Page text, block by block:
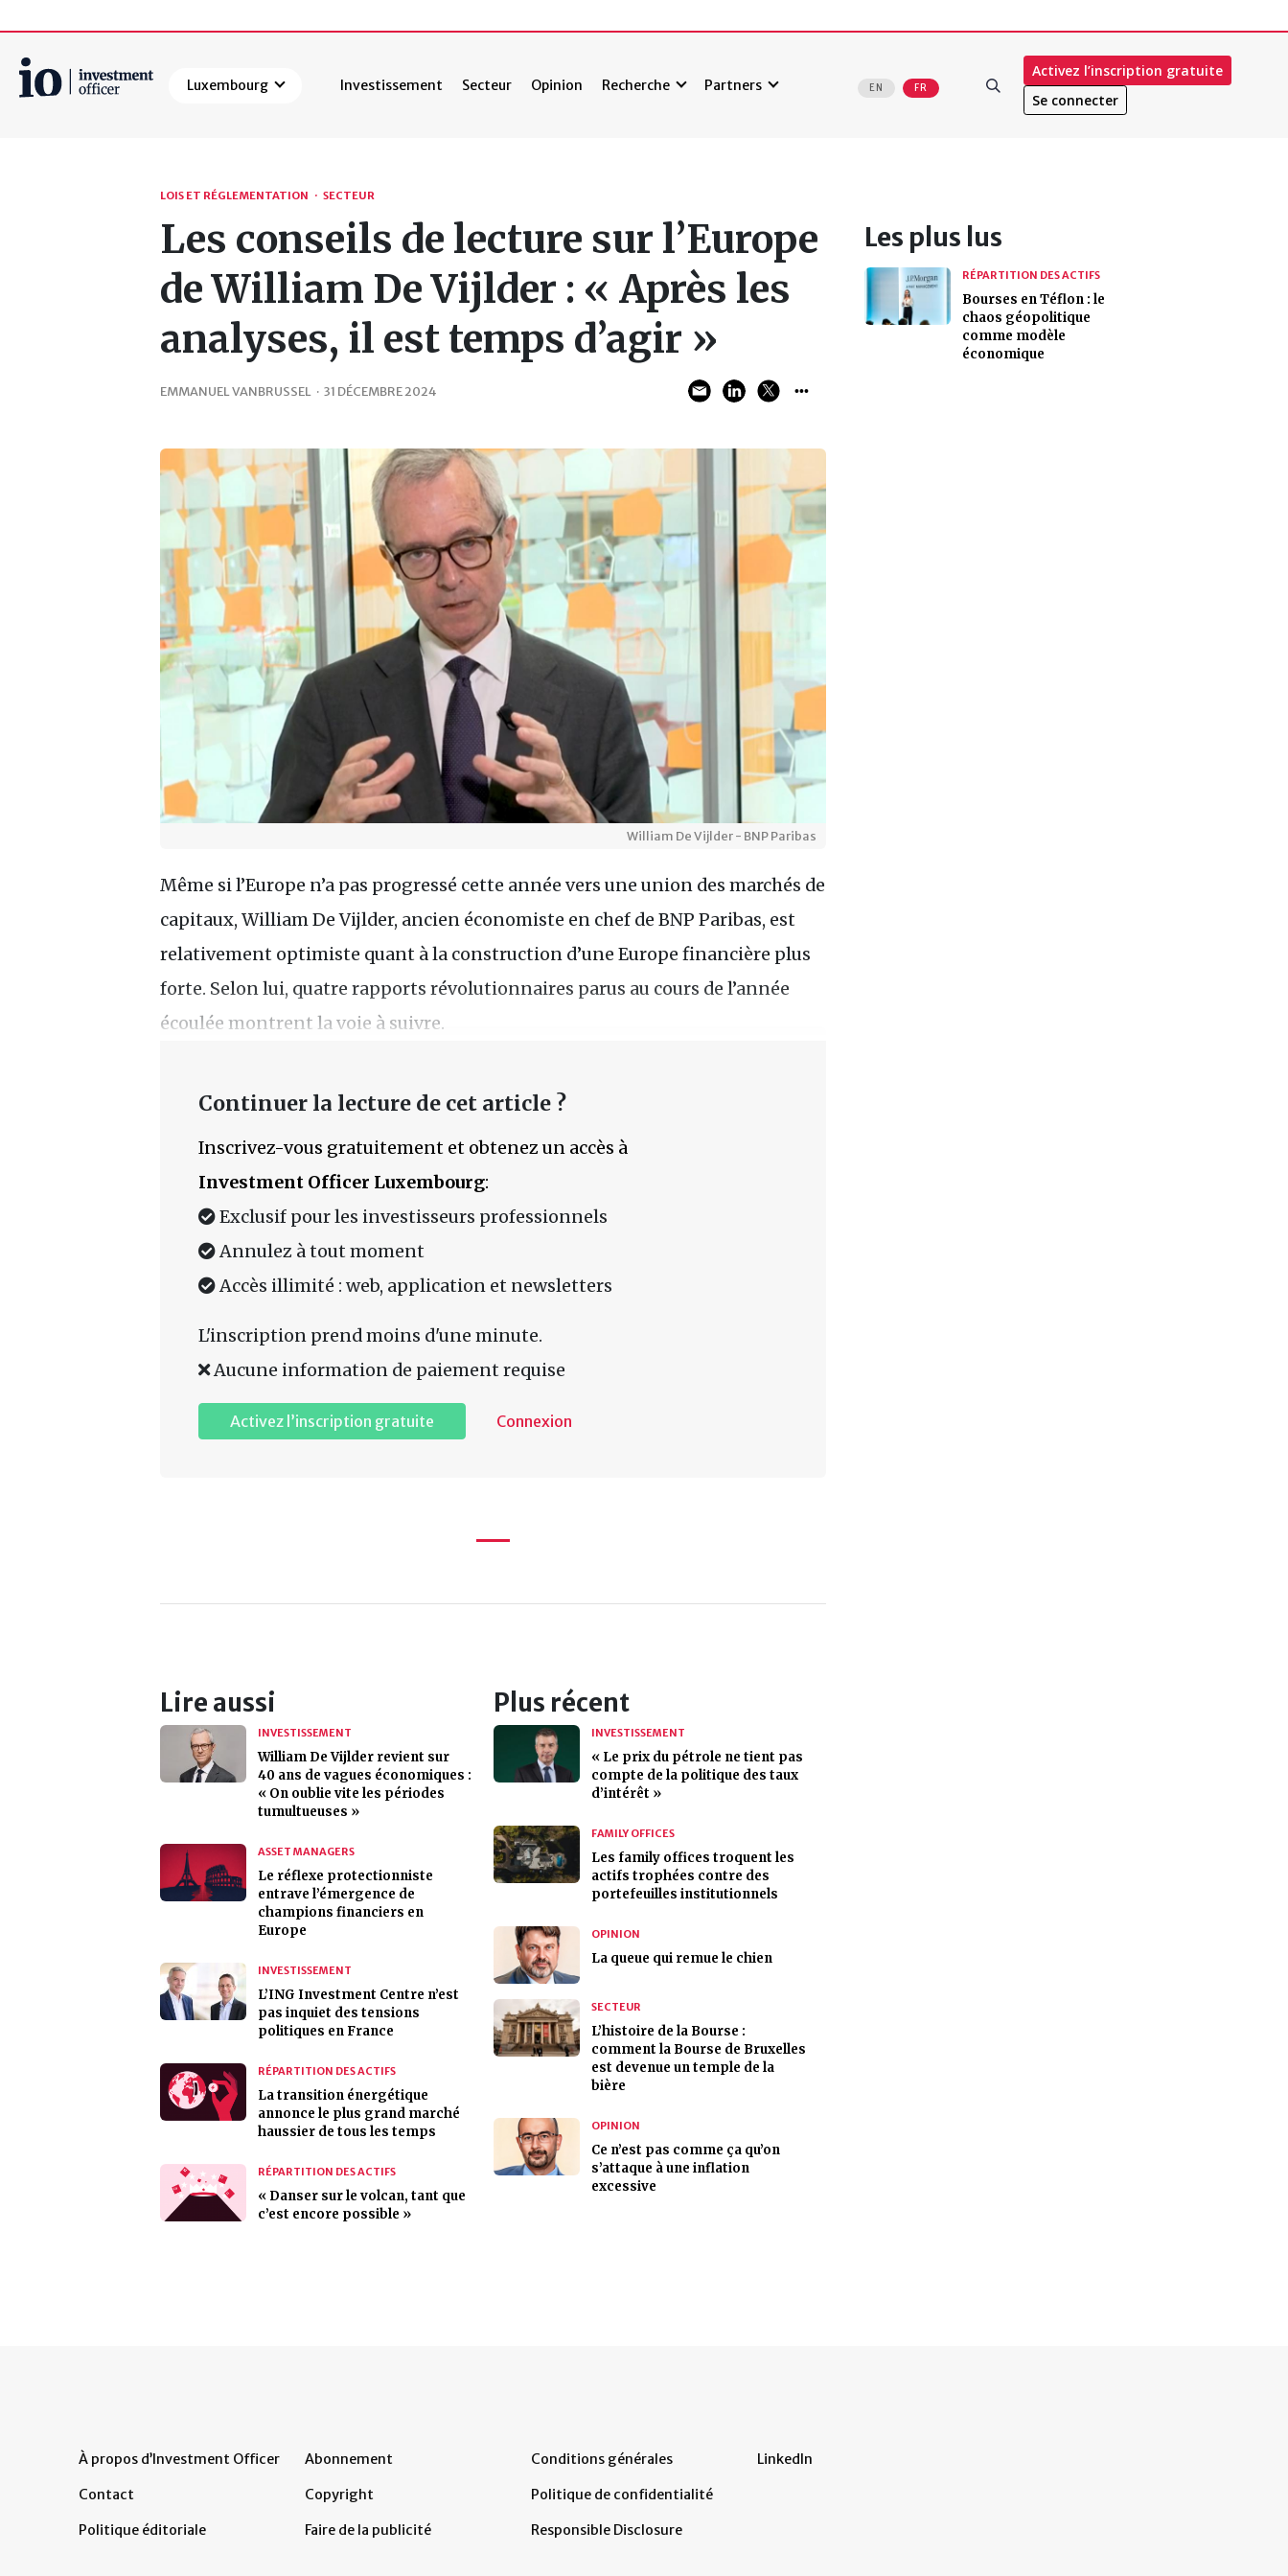
Luxembourg Investissement Secteur Opinion Recherche Partners EN FR
Activez l’inscription gratuite
Se connecter
LOIS ET RÉGLEMENTATION · SECTEUR
Les conseils de lecture sur l’Europe
de William De Vijlder : « Après les
analyses, il est temps d’agir »
EMMANUEL VANBRUSSEL · 31 DÉCEMBRE 2024
William De Vijlder - BNP Paribas
Même si l’Europe n’a pas progressé cette année vers une union des marchés de
capitaux, William De Vijlder, ancien économiste en chef de BNP Paribas, est
relativement optimiste quant à la construction d’une Europe financière plus
forte. Selon lui, quatre rapports révolutionnaires parus au cours de l’année
écoulée montrent la voie à suivre.
Continuer la lecture de cet article ?
Inscrivez-vous gratuitement et obtenez un accès à
Investment Officer Luxembourg:
Exclusif pour les investisseurs professionnels
Annulez à tout moment
Accès illimité : web, application et newsletters
L'inscription prend moins d'une minute.
Aucune information de paiement requise
Activez l’inscription gratuite Connexion
Lire aussi
INVESTISSEMENT
William De Vijlder revient sur
40 ans de vagues économiques :
« On oublie vite les périodes
tumultueuses »
ASSET MANAGERS
Le réflexe protectionniste
entrave l’émergence de
champions financiers en
Europe
INVESTISSEMENT
L’ING Investment Centre n’est
pas inquiet des tensions
politiques en France
RÉPARTITION DES ACTIFS
La transition énergétique
annonce le plus grand marché
haussier de tous les temps
RÉPARTITION DES ACTIFS
« Danser sur le volcan, tant que
c’est encore possible »
Plus récent
INVESTISSEMENT
« Le prix du pétrole ne tient pas
compte de la politique des taux
d’intérêt »
FAMILY OFFICES
Les family offices troquent les
actifs trophées contre des
portefeuilles institutionnels
OPINION
La queue qui remue le chien
SECTEUR
L’histoire de la Bourse :
comment la Bourse de Bruxelles
est devenue un temple de la
bière
OPINION
Ce n’est pas comme ça qu’on
s’attaque à une inflation
excessive
Les plus lus
RÉPARTITION DES ACTIFS
Bourses en Téflon : le
chaos géopolitique
comme modèle
économique
À propos d’Investment Officer
Contact
Politique éditoriale
Abonnement
Copyright
Faire de la publicité
Conditions générales
Politique de confidentialité
Responsible Disclosure
LinkedIn